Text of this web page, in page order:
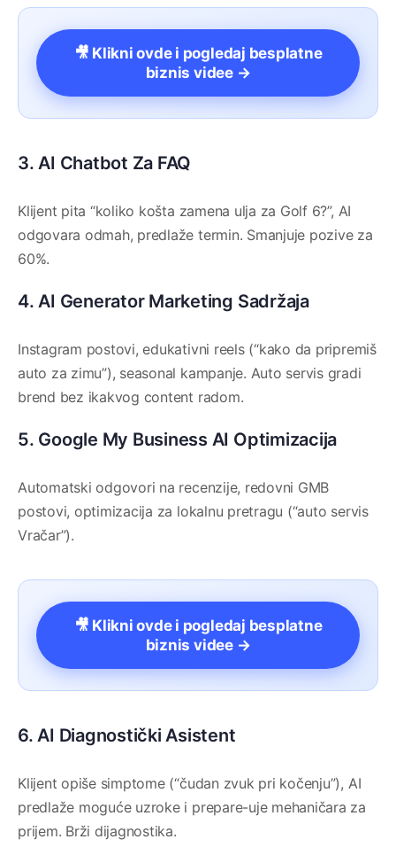
🎥 Klikni ovde i pogledaj besplatne
biznis videe →
3. AI Chatbot Za FAQ
Klijent pita “koliko košta zamena ulja za Golf 6?”, AI
odgovara odmah, predlaže termin. Smanjuje pozive za
60%.
4. AI Generator Marketing Sadržaja
Instagram postovi, edukativni reels (“kako da pripremiš
auto za zimu”), seasonal kampanje. Auto servis gradi
brend bez ikakvog content radom.
5. Google My Business AI Optimizacija
Automatski odgovori na recenzije, redovni GMB
postovi, optimizacija za lokalnu pretragu (“auto servis
Vračar”).
🎥 Klikni ovde i pogledaj besplatne
biznis videe →
6. AI Diagnostički Asistent
Klijent opiše simptome (“čudan zvuk pri kočenju”), AI
predlaže moguće uzroke i prepare-uje mehaničara za
prijem. Brži dijagnostika.